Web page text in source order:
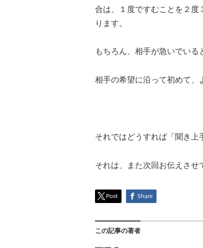
合は、１度ですむことを２度
ります。
もちろん、相手が急いでいる
相手の希望に沿って初めて、
それではどうすれば「聞き上
それは、また次回お伝えさせ
Post Share
この記事の著者